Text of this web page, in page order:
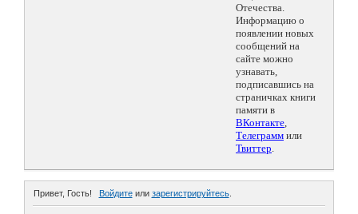
Отечества.
Информацию о
появлении новых
сообщений на
сайте можно
узнавать,
подписавшись на
страничках книги
памяти в
ВКонтакте,
Телеграмм или
Твиттер.
Привет, Гость! Войдитеили зарегистрируйтесь.